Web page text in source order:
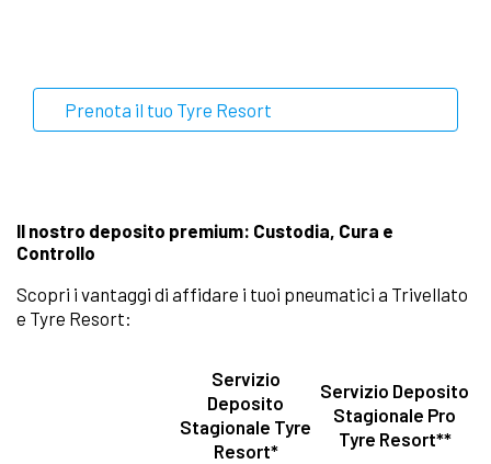
Prenota il tuo Tyre Resort
Il nostro deposito premium: Custodia, Cura e
Controllo
Scopri i vantaggi di affidare i tuoi pneumatici a Trivellato
e Tyre Resort:
Servizio
Deposito
Stagionale Tyre
Resort*
Servizio Deposito
Stagionale Pro
Tyre Resort**